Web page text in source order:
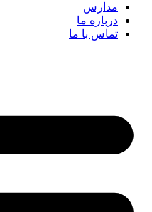
مدارس
درباره ما
تماس با ما